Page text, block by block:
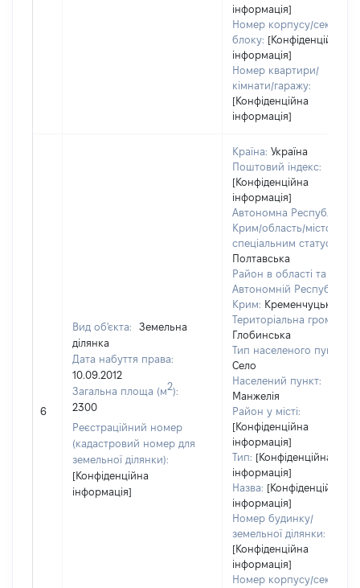
інформація]
Номер корпусу/секції/
блоку: [Конфіденційна
інформація]
Номер квартири/
кімнати/гаражу:
[Конфіденційна
інформація]
6
Вид об'єкта:
Земельна
ділянка
Дата набуття права:
10.09.2012
Загальна площа (м2):
2300
Реєстраційний номер
(кадастровий номер для
земельної ділянки):
[Конфіденційна
інформація]
Країна: Україна
Поштовий індекс:
[Конфіденційна
інформація]
Автономна Республіка
Крим/область/місто зі
спеціальним статусом:
Полтавська
Район в області та
Автономній Республіці
Крим: Кременчуцький
Територіальна громада:
Глобинська
Тип населеного пункту:
Село
Населений пункт:
Манжелія
Район у місті:
[Конфіденційна
інформація]
Тип: [Конфіденційна
інформація]
Назва: [Конфіденційна
інформація]
Номер будинку/
земельної ділянки:
[Конфіденційна
інформація]
Номер корпусу/секції/